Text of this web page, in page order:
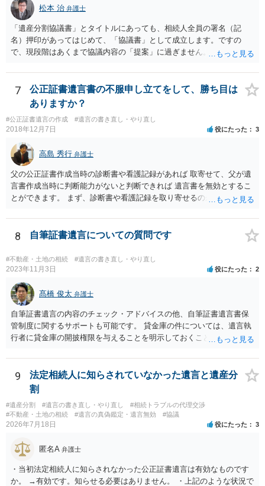
松本 治 弁護士
「遺産分割協議書」とタイトルにあっても、相続人全員の署名（記
名）押印があってはじめて、「協議書」として成立します。ですの
で、現段階はあくまで協議内容の「提案」に過ぎません。 納得がいか
成立となります。その場合、成立させたい相続人が、家庭裁判所に遺
産分割調停を申し立てなければなりません。 なお、弁護士の送付状
は、通常、相続人全員分の（本件であれば４通の）「遺産分割協議
書」を作成するところ、１通だけの作成にとどめる理由が書かれてい
るものです。
7
公正証書遺言書の不服申し立てをして、勝ち目は
ありますか？
#公正証書遺言の作成 #遺言の書き直し・やり直し
2018年12月7日 役にたった 3
高島 秀行 弁護士
父の公正証書作成当時の診断書や看護記録があれば 取寄せて、父が遺
言書作成当時に判断能力がないと判断できれば 遺言書を無効とするこ
とができます。 まず、診断書や看護記録を取り寄せるのが重要となり
いと思います。
8 自筆証書遺言についての質問です
#不動産・土地の相続 #遺言の書き直し・やり直し
2023年11月3日 役にたった 2
髙橋 俊太 弁護士
自筆証書遺言の内容のチェック・アドバイスの他、自筆証書遺言書保
管制度に関するサポートも可能です。 貸金庫の件については、遺言執
行者に貸金庫の開披権限を与えることを明示しておくことでクリアで
9
法定相続人に知らされていなかった遺言と遺産分
割
#遺産分割 #遺言の書き直し・やり直し
#相続トラブルの代理交渉
#不動産・土地の相続
#遺言の真偽鑑定・遺言無効 #協議
2026年7月18日 役にたった 3
匿名A 弁護士
・当初法定相続人に知らされなかった公正証書遺言は有効なものです
か。 →有効です。知らせる必要はありません。 ・上記のような状況で